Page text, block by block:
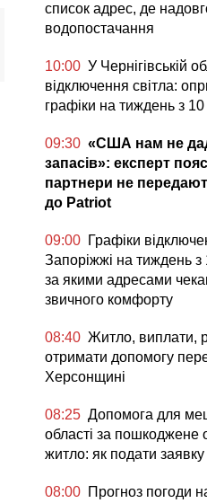
список адрес, де
водопостачання
10:00 У Чернігівській
відключення світла:
графіки на тиждень з
09:30 «США нам не
запасів»: експерт
партнери не
до Patriot
09:00 Графіки
Запоріжжі на тиждень
за якими адресами
звичного комфорту
08:40 Житло, виплати,
отримати допомогу
Херсонщині
08:25 Допомога для
області за пошкоджене
житло: як подати
08:00 Прогноз погоди